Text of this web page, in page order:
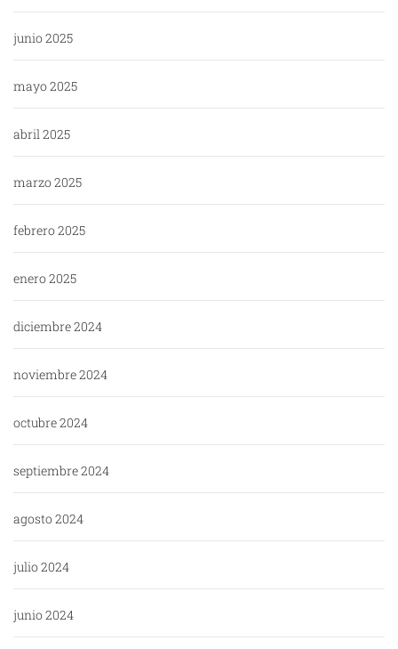
junio 2025
mayo 2025
abril 2025
marzo 2025
febrero 2025
enero 2025
diciembre 2024
noviembre 2024
octubre 2024
septiembre 2024
agosto 2024
julio 2024
junio 2024